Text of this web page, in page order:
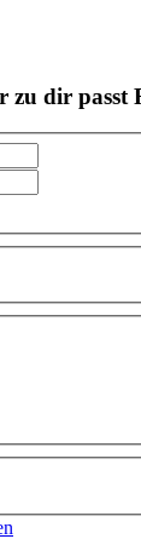
zu dir passt